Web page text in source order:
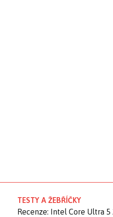
TESTY A ŽEBŘÍČKY
Recenze: Intel Core Ultra 5